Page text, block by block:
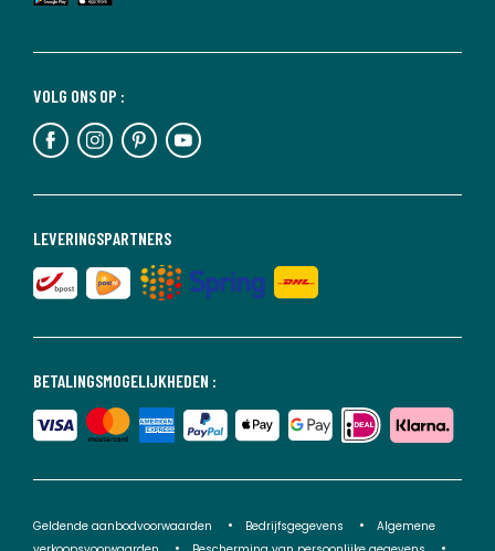
BETALINGSMOGELIJKHEDEN :
LEVERINGSPARTNERS
VOLG ONS OP :
Geldende aanbodvoorwaarden Bedrijfsgegevens
Algemene